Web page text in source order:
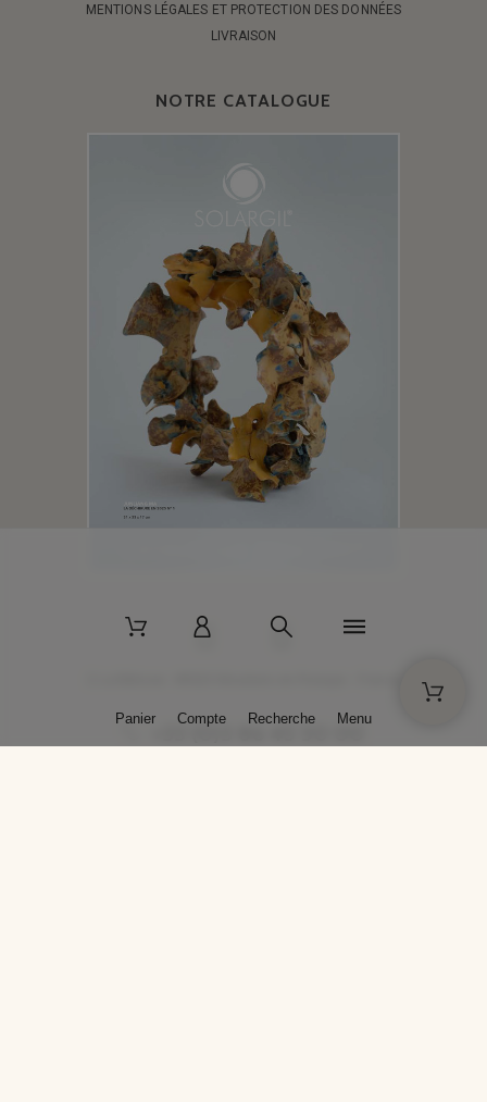
MENTIONS LÉGALES ET PROTECTION DES DONNÉES
LIVRAISON
NOTRE CATALOGUE
+33 (0)3 86 45 50 00
Panier Compte Recherche Menu